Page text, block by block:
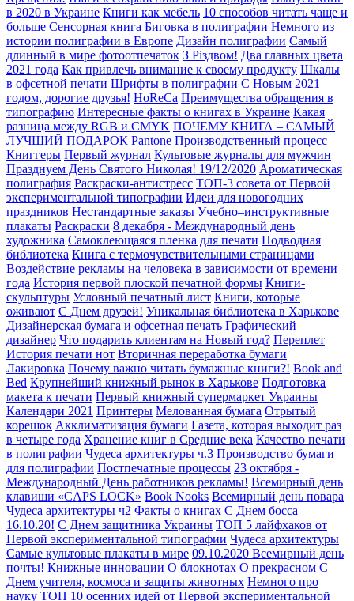
в 2020 в Украине Книги как мебель 10 способов читать чаще и
больше Сенсорная книга Биговка в полиграфии Немного из
истории полиграфии в Европе Дизайн полиграфии Самый
длинный в мире фотоотпечаток З Різдвом! Два главных цвета
2021 года Как привлечь внимание к своему продукту Шкалы
в офсетной печати Шрифты в полиграфии С Новым 2021
годом, дорогие друзья! HoReCa Преимущества обращения в
типографию Интересные факты о книгах в Украине Какая
разница между RGB и CMYK ПОЧЕМУ КНИГА – САМЫЙ
ЛУЧШИЙ ПОДАРОК Pantone Производственный процесс
Книггеры Первый журнал Культовые журналы для мужчин
Празднуем День Святого Николая! 19/12/2020 Ароматическая
полиграфия Раскраски-антистресс ТОП-3 совета от Первой
экспериментальной типографии Идеи для новогодних
праздников Нестандартные заказы Учебно–инструктивные
плакаты Раскраски 8 декабря - Международный день
художника Самоклеющаяся пленка для печати Подводная
библиотека Книга с термочувствительными страницами
Воздействие рекламы на человека в зависимости от времени
года История первой плоской печатной формы Книги-
скульптуры Условный печатный лист Книги, которые
оживают С Днем друзей! Уникальная библиотека в Харькове
Дизайнерская бумага и офсетная печать Графический
дизайнер Что подарить клиентам на Новый год? Переплет
История печати нот Вторичная переработка бумаги
Лакировка Почему важно читать бумажные книги?! Book and
Bed Крупнейший книжный рынок в Харькове Подготовка
макета к печати Первый книжный супермаркет Украины
Календари 2021 Принтеры Мелованная бумага Отрытый
корешок Акклиматизация бумаги Газета, которая выходит раз
в четыре года Хранение книг в Средние века Качество печати
в полиграфии Чудеса архитектуры ч.3 Производство бумаги
для полиграфии Постпечатные процессы 23 октября -
Международный День работников рекламы! Всемирный день
клавиши «CAPS LOCK» Book Nooks Всемирный день повара
Чудеса архитектуры ч2 Факты о книгах С Днем босса
16.10.20! С Днем защитника Украины ТОП 5 лайфхаков от
Первой экспериментальной типографии Чудеса архитектуры
Самые культовые плакаты в мире 09.10.2020 Всемирный день
почты! Книжные инновации О блокнотах О прекрасном С
Днем учителя, космоса и защиты животных Немного про
науку ТОП 10 осенних идей от Первой экспериментальной